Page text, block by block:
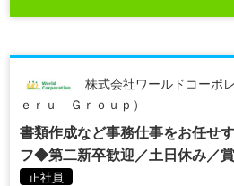
株式会社ワールドコーポ
ｅｒｕ Ｇｒｏｕｐ）
書類作成など事務仕事をお任せ
フ◆第二新卒歓迎／土日休み／
正社員